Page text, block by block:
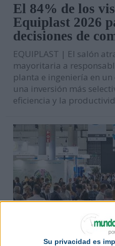
Su privacidad es
El 84% de los
Equiplast 2026
decisiones de
EQUIPLAST | El salón
mayoritaria a
planta e ingeniería en
una inversión más
eficiencia y la
Julio 2026